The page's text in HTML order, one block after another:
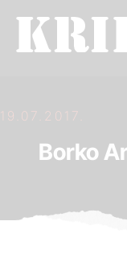
19.07.2017.
Borko